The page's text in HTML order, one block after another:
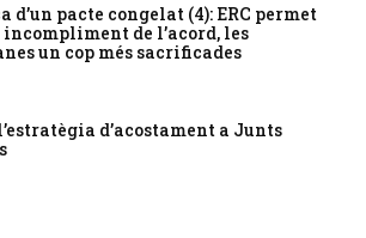
d’un pacte congelat (4): ERC permet
de l’acord, les
un cop més sacrificades
d’acostament a Junts